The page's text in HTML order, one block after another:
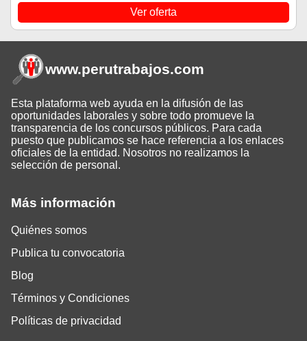
Ver oferta
Más información
Quiénes somos
Publica tu convocatoria
Blog
Términos y Condiciones
Políticas de privacidad
www.perutrabajos.com
Esta plataforma web ayuda en la difusión de las
oportunidades laborales y sobre todo promueve la
transparencia de los concursos públicos. Para cada
puesto que publicamos se hace referencia a los enlaces
oficiales de la entidad. Nosotros no realizamos la
selección de personal.